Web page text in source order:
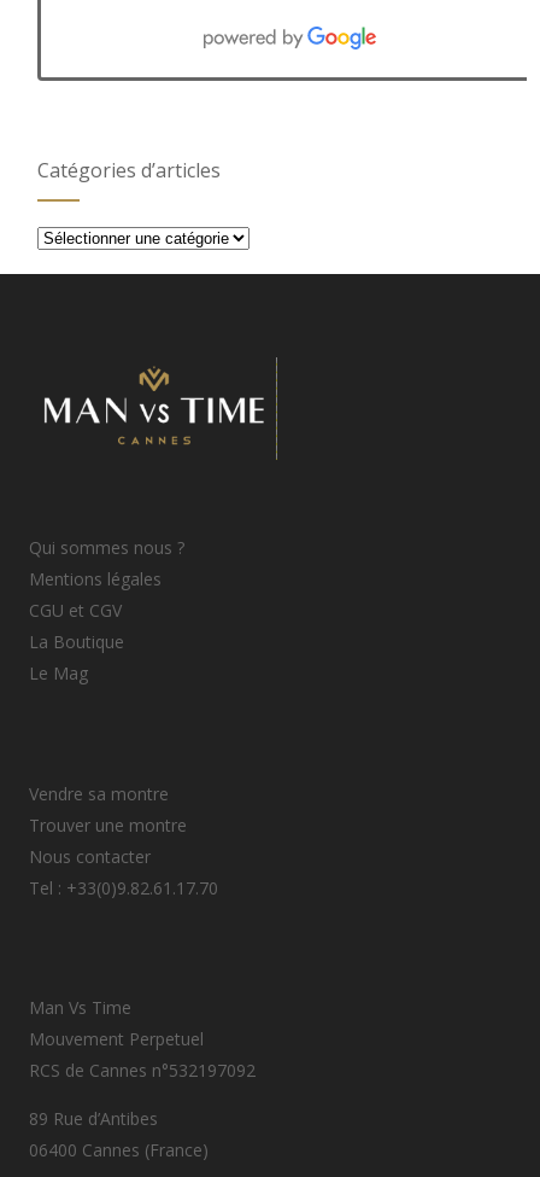
Catégories d’articles
Catégories
Qui sommes nous ?
Mentions légales
CGU et CGV
La Boutique
Le Mag
Vendre sa montre
Trouver une montre
Nous contacter
Tel : +33(0)9.82.61.17.70
Man Vs Time
Mouvement Perpetuel
RCS de Cannes n°532197092
89 Rue d’Antibes
06400 Cannes (France)